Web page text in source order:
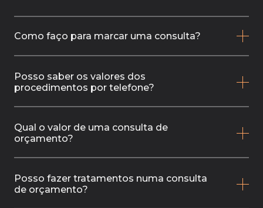
Como faço para marcar uma consulta?
Posso saber os valores dos
procedimentos por telefone?
Qual o valor de uma consulta de
orçamento?
Posso fazer tratamentos numa consulta
de orçamento?